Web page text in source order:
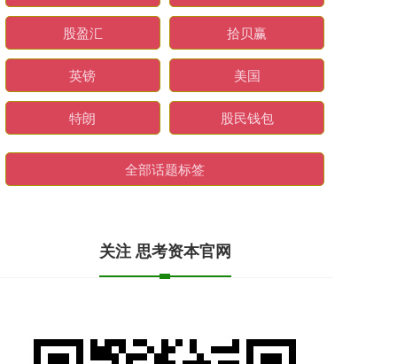
股盈汇 拾贝赢
英镑 美国
特朗 股民钱包
全部话题标签
关注 思考资本官网